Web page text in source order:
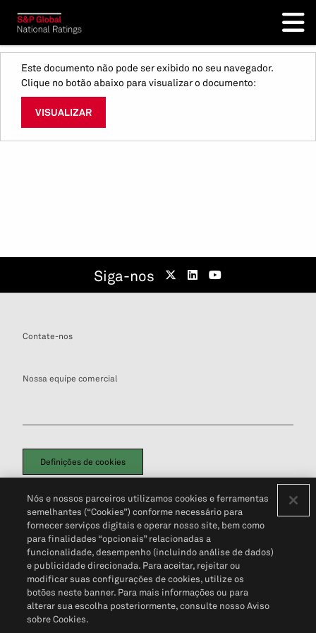
Este documento não pode ser exibido no seu navegador.
Clique no botão abaixo para visualizar o documento:
VISUALIZAR
Siga-nos
Contate-nos
Nossa equipe comercial
Definições de cookies
Política de PrivacidadePortal de privacidade do cliente (em inglês)
Não Venda Minhas Informações Pessoais© 2026 S&P Global
Nós e nossos parceiros utilizamos cookies e ferramentas
semelhantes (“Cookies”) conforme necessário para
fornecer serviços digitais e operar nosso site, bem como
para finalidades “opcionais” relacionadas a
funcionalidade, desempenho (incluindo análise de dados)
e publicidade direcionada. Para aceitar, rejeitar ou
modificar suas configurações de cookies, utilize os
botões neste banner. Para mais informações ou para
alterar sua escolha posteriormente, consulte nosso Aviso
sobre Cookies.